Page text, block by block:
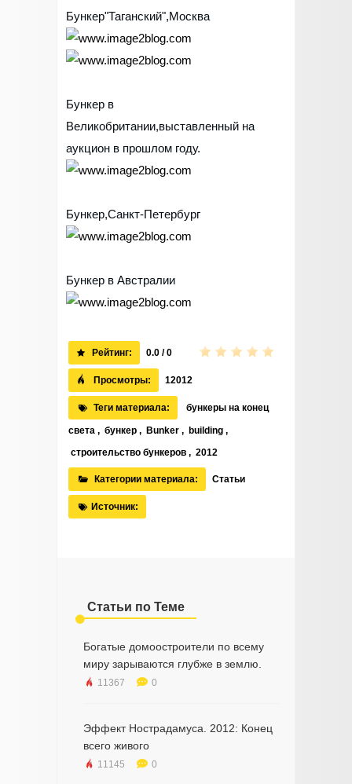
Бункер"Таганский",Москва
Бункер в
Великобритании,выставленный на
аукцион в прошлом году.
Бункер,Санкт-Петербург
Бункер в Австралии
Рейтинг: 0.0 / 0
Просмотры: 12012
Теги материала: бункеры на конец
света , бункер , Bunker , building ,
строительство бункеров , 2012
Категории материала: Статьи
Источник:
Статьи по Теме
Богатые домоостроители по всему
миру зарываются глубже в землю.
11367 0
Эффект Нострадамуса. 2012: Конец
всего живого
11145 0